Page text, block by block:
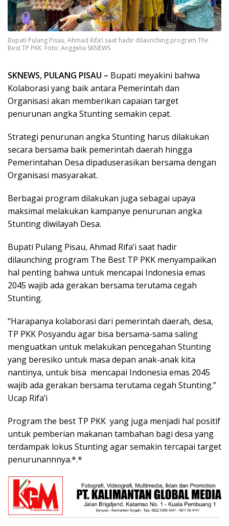
Bupati Pulang Pisau, Ahmad Rifa’i saat hadir dilaunching program The
Best TP PKK. Foto: Anggelia SKNEWS
SKNEWS, PULANG PISAU – Bupati meyakini bahwa
Kolaborasi yang baik antara Pemerintah dan
Organisasi akan memberikan capaian target
penurunan angka Stunting semakin cepat.
Strategi penurunan angka Stunting harus dilakukan
secara bersama baik pemerintah daerah hingga
Pemerintahan Desa dipaduserasikan bersama dengan
Organisasi masyarakat.
Berbagai program dilakukan juga sebagai upaya
maksimal melakukan kampanye penurunan angka
Stunting diwilayah Desa.
Bupati Pulang Pisau, Ahmad Rifa’i saat hadir
dilaunching program The Best TP PKK menyampaikan
hal penting bahwa untuk mencapai Indonesia emas
2045 wajib ada gerakan bersama terutama cegah
Stunting.
“Harapanya kolaborasi dari pemerintah daerah, desa,
TP PKK Posyandu agar bisa bersama-sama saling
menguatkan untuk melakukan pencegahan Stunting
yang beresiko untuk masa depan anak-anak kita
nantinya, untuk bisa mencapai Indonesia emas 2045
wajib ada gerakan bersama terutama cegah Stunting.”
Ucap Rifa’i
Program the best TP PKK yang juga menjadi hal positif
untuk pemberian makanan tambahan bagi desa yang
terdampak lokus Stunting agar semakin tercapai target
penurunannnya.*.*